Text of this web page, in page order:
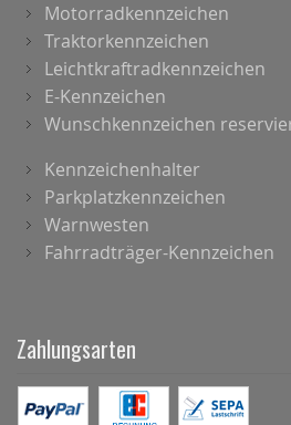
Motorradkennzeichen
Traktorkennzeichen
Leichtkraftradkennzeichen
E-Kennzeichen
Wunschkennzeichen
Kennzeichenhalter
Parkplatzkennzeichen
Warnwesten
Fahrradträger-Kennzeichen
Zahlungsarten